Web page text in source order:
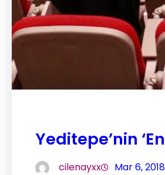
Yeditepe’nin
cilenayxx Mar 6, 2018